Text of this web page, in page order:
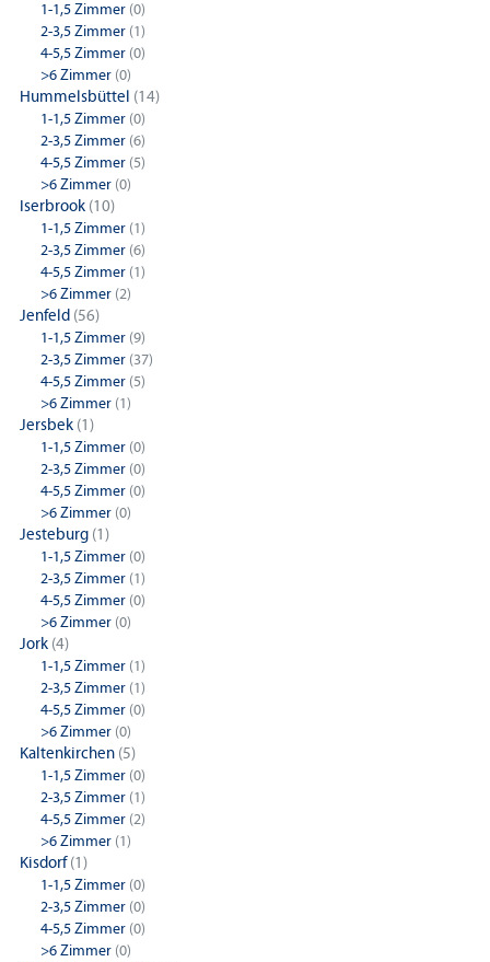
1-1,5 Zimmer (0)
2-3,5 Zimmer (1)
4-5,5 Zimmer (0)
>6 Zimmer (0)
Hummelsbüttel (14)
1-1,5 Zimmer (0)
2-3,5 Zimmer (6)
4-5,5 Zimmer (5)
>6 Zimmer (0)
Iserbrook (10)
1-1,5 Zimmer (1)
2-3,5 Zimmer (6)
4-5,5 Zimmer (1)
>6 Zimmer (2)
Jenfeld (56)
1-1,5 Zimmer (9)
2-3,5 Zimmer (37)
4-5,5 Zimmer (5)
>6 Zimmer (1)
Jersbek (1)
1-1,5 Zimmer (0)
2-3,5 Zimmer (0)
4-5,5 Zimmer (0)
>6 Zimmer (0)
Jesteburg (1)
1-1,5 Zimmer (0)
2-3,5 Zimmer (1)
4-5,5 Zimmer (0)
>6 Zimmer (0)
Jork (4)
1-1,5 Zimmer (1)
2-3,5 Zimmer (1)
4-5,5 Zimmer (0)
>6 Zimmer (0)
Kaltenkirchen (5)
1-1,5 Zimmer (0)
2-3,5 Zimmer (1)
4-5,5 Zimmer (2)
>6 Zimmer (1)
Kisdorf(1)
1-1,5 Zimmer (0)
2-3,5 Zimmer (0)
4-5,5 Zimmer (0)
>6 Zimmer (0)